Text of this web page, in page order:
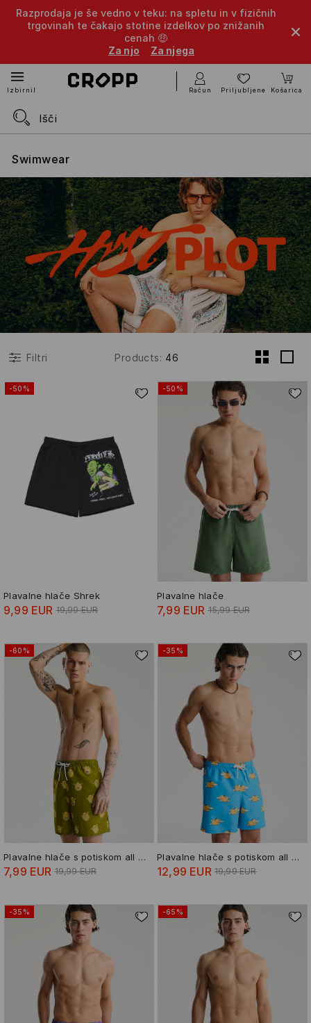
Razprodaja je še vedno v teku: na spletu in v fizičnih
trgovinah te čakajo stotine izdelkov po znižanih
cenah 🤑
Za njo
Za njega
Izbirnik Račun Priljubljene Košarica
Swimwear
Filtri Products: 46
-50%
Plavalne hlače Shrek
9,99 EUR 19,99 EUR
-50%
Plavalne hlače
7,99 EUR 15,99 EUR
-60%
Plavalne hlače s potiskom all over Shrek
7,99 EUR 19,99 EUR
-35%
Plavalne hlače s potiskom all over Pokémon Psyduck
12,99 EUR 19,99 EUR
-35% -65%